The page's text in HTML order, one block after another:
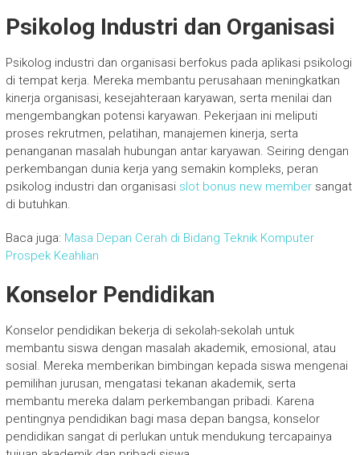
Psikolog Industri dan Organisasi
Psikolog industri dan organisasi berfokus pada aplikasi psikologi
di tempat kerja. Mereka membantu perusahaan meningkatkan
kinerja organisasi, kesejahteraan karyawan, serta menilai dan
mengembangkan potensi karyawan. Pekerjaan ini meliputi
proses rekrutmen, pelatihan, manajemen kinerja, serta
penanganan masalah hubungan antar karyawan. Seiring dengan
perkembangan dunia kerja yang semakin kompleks, peran
psikolog industri dan organisasi slot bonus new membersangat
di butuhkan.
Baca juga: Masa Depan Cerah di Bidang Teknik Komputer
Prospek Keahlian
Konselor Pendidikan
Konselor pendidikan bekerja di sekolah-sekolah untuk
membantu siswa dengan masalah akademik, emosional, atau
sosial. Mereka memberikan bimbingan kepada siswa mengenai
pemilihan jurusan, mengatasi tekanan akademik, serta
membantu mereka dalam perkembangan pribadi. Karena
pentingnya pendidikan bagi masa depan bangsa, konselor
pendidikan sangat di perlukan untuk mendukung tercapainya